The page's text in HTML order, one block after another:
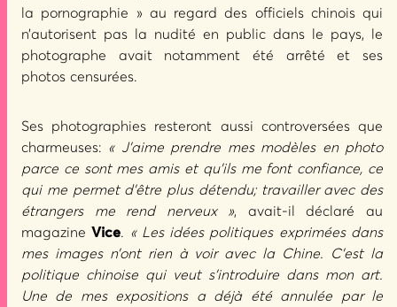
la pornographie » au regard des officiels chinois qui
n’autorisent pas la nudité en public dans le pays, le
photographe avait notamment été arrêté et ses
photos censurées.
Ses photographies resteront aussi controversées que
charmeuses: « J’aime prendre mes modèles en photo
parce ce sont mes amis et qu’ils me font confiance, ce
qui me permet d’être plus détendu; travailler avec des
étrangers me rend nerveux », avait-il déclaré au
magazineVice. « Les idées politiques exprimées dans
mes images n’ont rien à voir avec la Chine. C’est la
politique chinoise qui veut s’introduire dans mon art.
Une de mes expositions a déjà été annulée par le